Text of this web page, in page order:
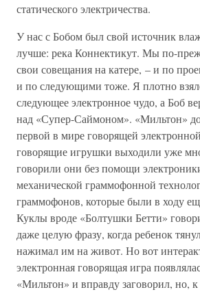
статического электричества.
У нас с Бобом был свой источник
лучше: река Коннектикут. Мы по-
свои совещания на катере, – и по
и по следующими тоже. Я плотно
следующее электронное чудо, а Боб
над «Супер-Саймоном». «Мильтон»
первой в мире говорящей
говорящие игрушки выходили уже
говорили они без помощи
механической граммофонной
граммофонов, которые были в ходу
Куклы вроде «Болтушки Бетти»
даже целую фразу, когда ребенок
нажимал им на живот. Но вот
электронная говорящая игра
«Мильтон» и вправду заговорил, но,